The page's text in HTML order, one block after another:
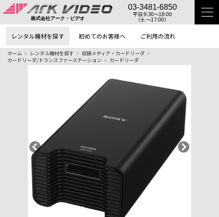
株式会社アーク・ビデオ
03-3481-6850
平日 9:30〜18:00
（土 〜17:00）
レンタル機材を探す 初めてのお客様へ ご利用の流れ
ホーム レンタル機材を探す
収録メディア・カードリーダ
カードリーダ/トランスファーステーション
カードリーダ